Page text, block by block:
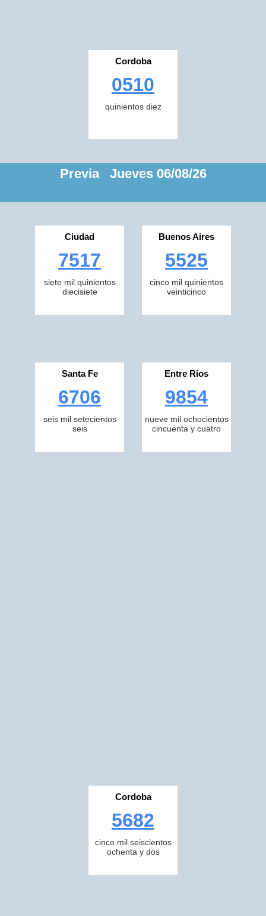
Cordoba
0510
quinientos diez
Previa Jueves 06/08/26
Ciudad
7517
siete mil quinientos
diecisiete
Buenos Aires
5525
cinco mil quinientos
veinticinco
Santa Fe
6706
seis mil setecientos
seis
Entre Rios
9854
nueve mil ochocientos
cincuenta y cuatro
Cordoba
5682
cinco mil seiscientos
ochenta y dos